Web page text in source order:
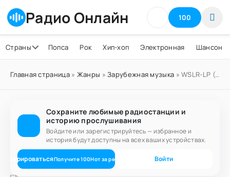
Радио Онлайн 100
Страны Попса Рок Хип-хоп Электронная Шансон
Главная страница» Жанры »Зарубежная музыка » WSLR-LP (Sarasota)
Сохраните любимые радиостанции и
историю прослушивания
Войдите или зарегистрируйтесь — избранное и
история будут доступны на всех ваших устройствах.
Получите100Нот за регистрацию Войти